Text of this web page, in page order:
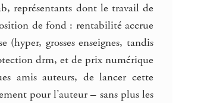
représentants dont le travail de
de fond : rentabilité accrue
grosses enseignes, tandis
drm, et de prix numérique
amis auteurs, de lancer cette
pour l’auteur – sans plus les